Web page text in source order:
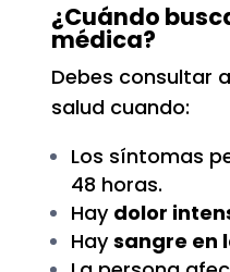
¿Cuándo
médica?
Debes consultar
salud cuando:
Los síntomas
48 horas.
Hay dolor
Haysangre en